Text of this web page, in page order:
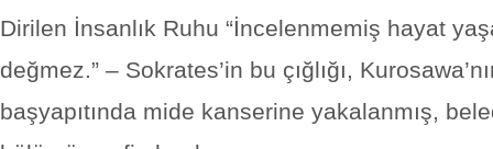
Dirilen İnsanlık Ruhu “İncelenmemiş hayat
değmez.” – Sokrates’in bu çığlığı,
başyapıtında mide kanserine yakalanmış,